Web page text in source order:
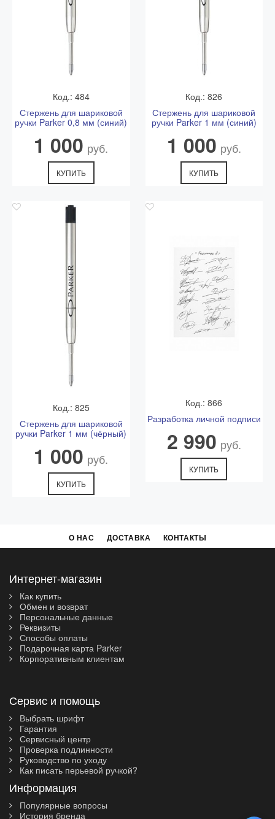
Код.: 484
Стержень для шариковой
ручки Parker 0,8 мм (синий)
1 000 руб.
КУПИТЬ
Код.: 826
Стержень для шариковой
ручки Parker 1 мм (синий)
1 000 руб.
КУПИТЬ
Код.: 825
Стержень для шариковой
ручки Parker 1 мм (чёрный)
1 000 руб.
КУПИТЬ
Код.: 866
Разработка личной подписи
2 990 руб.
КУПИТЬ
О НАС ДОСТАВКА КОНТАКТЫ
Интернет-магазин
Как купить
Обмен и возврат
Персональные данные
Реквизиты
Способы оплаты
Подарочная карта Parker
Корпоративным клиентам
Сервис и помощь
Выбрать шрифт
Гарантия
Сервисный центр
Проверка подлинности
Руководство по уходу
Как писать перьевой ручкой?
Информация
Популярные вопросы
История бренда